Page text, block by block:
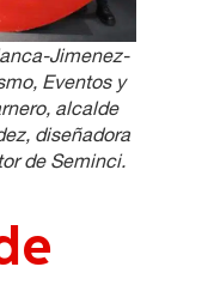
Jimenez-
Eventos y
alcalde
diseñadora
de Seminci.